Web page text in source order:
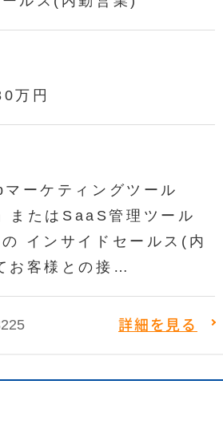
万円
ーケティングツール
またはSaaS管理ツール
の インサイドセールス(内
お客様との接…
詳細を見る